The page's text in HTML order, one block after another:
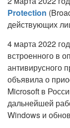
Protection
действующих
4 марта 2022
встроенного в
антивирусного
объявила о
Microsoft в
дальнейшей
Windows и